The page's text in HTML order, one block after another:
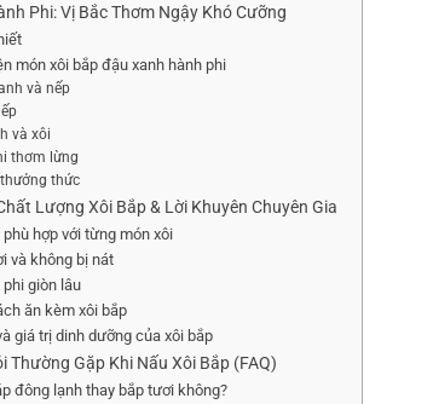
Phi: Vị Bắc Thơm Ngậy Khó Cưỡng
món xôi bắp đậu xanh hành phi
và nếp
và xôi
thơm lừng
thức
Lượng Xôi Bắp & Lời Khuyên Chuyên Gia
hợp với từng món xôi
và không bị nát
phi giòn lâu
ăn kèm xôi bắp
giá trị dinh dưỡng của xôi bắp
Thường Gặp Khi Nấu Xôi Bắp (FAQ)
đông lạnh thay bắp tươi không?